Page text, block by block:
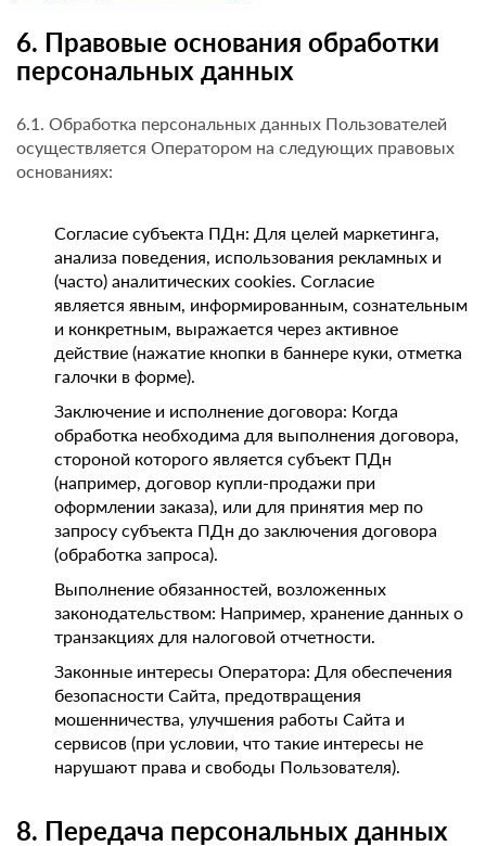
6. Правовые основания обработки
персональных данных
6.1. Обработка персональных данных Пользователей
осуществляется Оператором на следующих правовых
основаниях:
Согласие субъекта ПДн: Для целей маркетинга,
анализа поведения, использования рекламных и
(часто) аналитических cookies. Согласие
является явным, информированным, сознательным
и конкретным, выражается через активное
действие (нажатие кнопки в баннере куки, отметка
галочки в форме).
Заключение и исполнение договора: Когда
обработка необходима для выполнения договора,
стороной которого является субъект ПДн
(например, договор купли-продажи при
оформлении заказа), или для принятия мер по
запросу субъекта ПДн до заключения договора
(обработка запроса).
Выполнение обязанностей, возложенных
законодательством: Например, хранение данных о
транзакциях для налоговой отчетности.
Законные интересы Оператора: Для обеспечения
безопасности Сайта, предотвращения
мошенничества, улучшения работы Сайта и
сервисов (при условии, что такие интересы не
нарушают права и свободы Пользователя).
8. Передача персональных данных